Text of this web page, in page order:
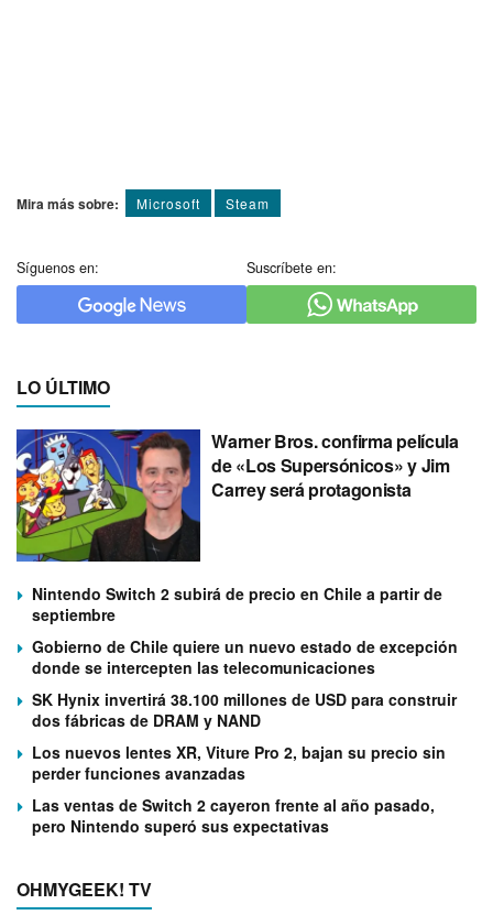
Mira más sobre: Microsoft Steam
Síguenos en: Suscríbete en:
LO ÚLTIMO
Warner Bros. confirma película
de «Los Supersónicos» y Jim
Carrey será protagonista
Nintendo Switch 2 subirá de precio en Chile a partir de
septiembre
Gobierno de Chile quiere un nuevo estado de excepción
donde se intercepten las telecomunicaciones
SK Hynix invertirá 38.100 millones de USD para construir
dos fábricas de DRAM y NAND
Los nuevos lentes XR, Viture Pro 2, bajan su precio sin
perder funciones avanzadas
Las ventas de Switch 2 cayeron frente al año pasado,
pero Nintendo superó sus expectativas
OHMYGEEK! TV